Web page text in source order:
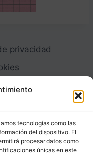
tecnologías como las
del dispositivo. El
procesar datos como
únicas en este
privacidad
183